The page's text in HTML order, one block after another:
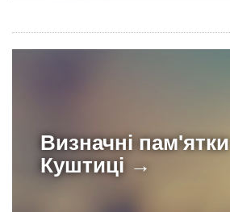
Визначні пам'ятки
Куштиці →